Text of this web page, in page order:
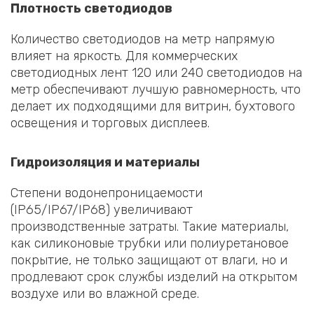
Плотность светодиодов
Количество светодиодов на метр напрямую
влияет на яркость. Для коммерческих
светодиодных лент 120 или 240 светодиодов на
метр обеспечивают лучшую равномерность, что
делает их подходящими для витрин, бухтового
освещения и торговых дисплеев.
Гидроизоляция и материалы
Степени водонепроницаемости
(IP65/IP67/IP68) увеличивают
производственные затраты. Такие материалы,
как силиконовые трубки или полиуретановое
покрытие, не только защищают от влаги, но и
продлевают срок службы изделий на открытом
воздухе или во влажной среде.